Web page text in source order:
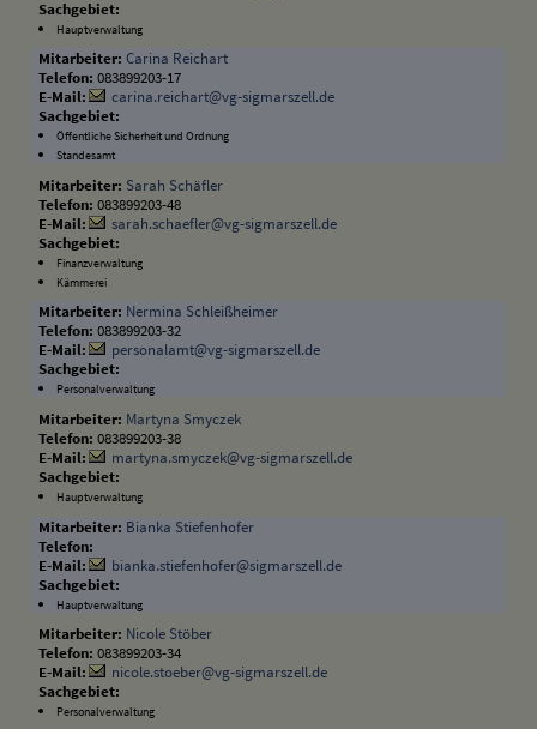
Hauptverwaltung
Carina Reichart
083899203-17
carina.reichart@vg-sigmarszell.de
Öffentliche Sicherheit und Ordnung
Standesamt
Sarah Schäfler
083899203-48
sarah.schaefler@vg-sigmarszell.de
Finanzverwaltung
Kämmerei
Nermina Schleißheimer
083899203-32
personalamt@vg-sigmarszell.de
Personalverwaltung
Martyna Smyczek
083899203-38
martyna.smyczek@vg-sigmarszell.de
Hauptverwaltung
Bianka Stiefenhofer
bianka.stiefenhofer@sigmarszell.de
Hauptverwaltung
Nicole Stöber
083899203-34
nicole.stoeber@vg-sigmarszell.de
Personalverwaltung